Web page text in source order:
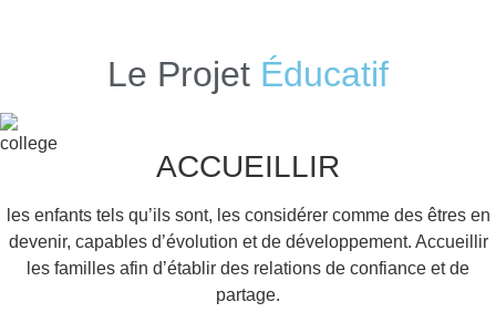
Le Projet Éducatif
ACCUEILLIR
les enfants tels qu’ils sont, les considérer comme des êtres en
devenir, capables d’évolution et de développement. Accueillir
les familles afin d’établir des relations de confiance et de
partage.